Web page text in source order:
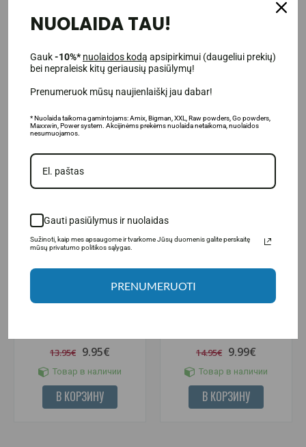
300 г.
24.95€ 14.99€
Товар в наличии
В КОРЗИНУ
BigMan Чистый аргинин 90
15.95€ 11.99€
В КОРЗИНУ
13.95€ 9.95€
Товар в наличии
В КОРЗИНУ
14.95€ 9.99€
Товар в наличии
В КОРЗИНУ
NUOLAIDA TAU!
Gauk-10%* nuolaidos kodą apsipirkimui (daugeliui prekių)
bei nepraleisk kitų geriausių pasiūlymų!
Prenumeruok mūsų naujienlaiškį jau dabar!
* Nuolaida taikoma gamintojams: Amix, Bigman, XXL, Raw powders, Go powders,
Maxxwin, Power system. Akcijinėms prekėms nuolaida netaikoma, nuolaidos
nesumuojamos.
Gauti pasiūlymus ir nuolaidas
Sužinoti, kaip mes apsaugome ir tvarkome Jūsų duomenis galite perskaitę
mūsų privatumo politikos sąlygas.
PRENUMERUOTI